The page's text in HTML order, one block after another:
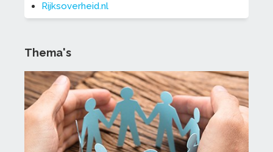
Rijksoverheid.nl
Thema's